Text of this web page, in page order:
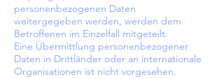
personenbezogenen Daten
weitergegeben werden, werden dem
Betroffenen im Einzelfall mitgeteilt.
Eine Übermittlung personenbezogener
Daten in Drittländer oder an internationale
Organisationen ist nicht vorgesehen.